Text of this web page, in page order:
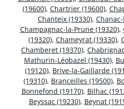
(19600), Chartrier (19600),
Chanteix (19330),
Champagnac-la-Prune (19320),
(19320), Chameyrat (19330),
Chamberet (19370),
Mathurin-Léobazel (19430),
(19120), Brive-la-Gaillarde
(19310), Branceilles (19500),
Bonnefond (19170), Bilhac
Beyssac (19230), Beynat